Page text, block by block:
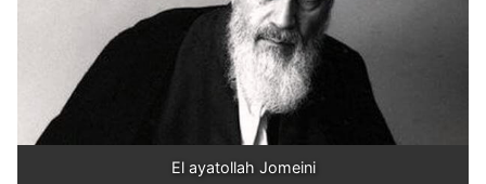
El ayatollah Jomeini